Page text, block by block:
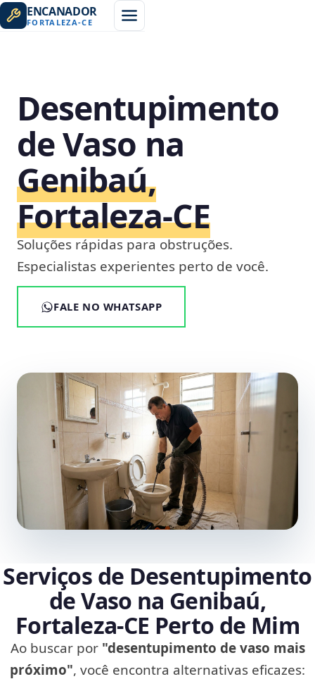
ENCANADOR
FORTALEZA-CE
Desentupimento
de Vaso na
Genibaú,
Fortaleza‑CE
Soluções rápidas para obstruções.
Especialistas experientes perto de você.
FALE NO WHATSAPP
Serviços de Desentupimento
de Vaso na Genibaú,
Fortaleza‑CE Perto de Mim
Ao buscar por "desentupimento de vaso mais
próximo", você encontra alternativas eficazes: